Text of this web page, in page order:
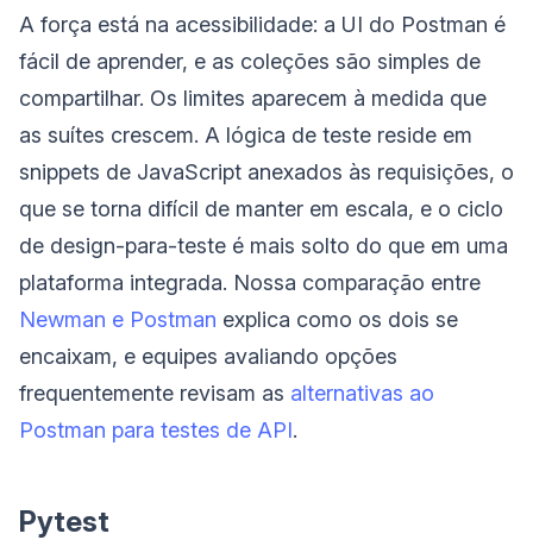
A força está na acessibilidade: a UI do Postman é
fácil de aprender, e as coleções são simples de
compartilhar. Os limites aparecem à medida que
as suítes crescem. A lógica de teste reside em
snippets de JavaScript anexados às requisições, o
que se torna difícil de manter em escala, e o ciclo
de design-para-teste é mais solto do que em uma
plataforma integrada. Nossa comparação entre
Newman e Postman explica como os dois se
encaixam, e equipes avaliando opções
frequentemente revisam as alternativas ao
Postman para testes de API.
Pytest